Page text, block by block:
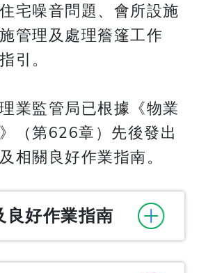
宅噪音問題、會所設施
管理及處理簷篷工作
引。
業監管局已根據《物業
（第626章）先後發出
相關良好作業指南。
良好作業指南